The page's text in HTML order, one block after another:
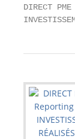
DIRECT